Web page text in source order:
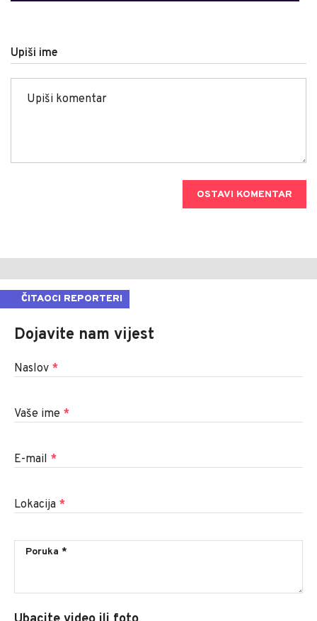
Upiši ime
OSTAVI KOMENTAR
ČITAOCI REPORTERI
Dojavite nam vijest
Naslov *
Vaše ime *
E-mail *
Lokacija *